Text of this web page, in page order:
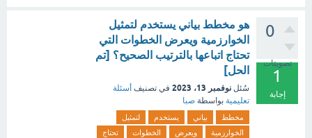
0
تصويتات
1
إجابة
هو مخطط بياني يستخدم لتمثيل
الخوارزمية ويعرض الخطوات التي
تحتاج اتباعها بالترتيب الصحيح؟ [تم
الحل]
سُئل نوفمبر 13، 2023 في تصنيف أسئلة
تعليمية بواسطة صبا
مخطط بياني يستخدم
لتمثيل
الخوارزمية
ويعرض الخطوات
تحتاج